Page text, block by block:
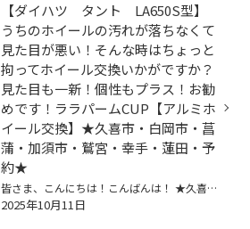
【ダイハツ タント LA650S型】
うちのホイールの汚れが落ちなくて
見た目が悪い！そんな時はちょっと
拘ってホイール交換いかがですか？
見た目も一新！個性もプラス！お勧
めです！ララパームCUP【アルミホ
イール交換】★久喜市・白岡市・菖
蒲・加須市・鷲宮・幸手・蓮田・予
約★
皆さま、こんにちは！こんばんは！ ★久喜警察と久喜インターの間にあるタイヤ館久喜です★ いつも当店WEBをご覧いただきありがとうございます！ ※開催中のイベントの詳細はこちら！ ーーーーーーーーーーーーーーーーーーーーーーーーーーーーーーーーーーーーーーーーーー 今回はタントカスタムのタ...
2025年10月11日